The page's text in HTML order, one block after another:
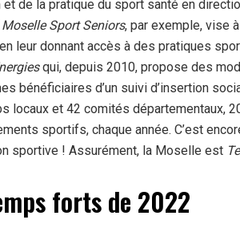
et de la pratique du sport santé en
Moselle Sport Seniors, par exemple, vise
leur donnant accès à des pratiques
qui, depuis 2010, propose des
bénéficiaires d’un suivi d’insertion
locaux et 42 comités départementaux,
sportifs, chaque année. C’est
sportive ! Assurément, la Moselle est
forts de 2022